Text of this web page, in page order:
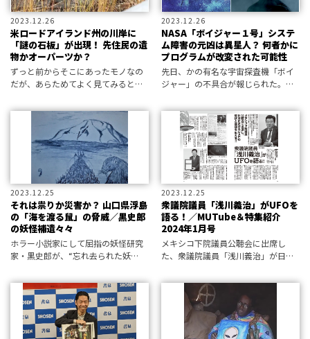
2023.12.26
米ロードアイランド州の川岸に
「謎の石板」が出現！ 先住民の遺
物かオーパーツか？
ずっと前からそこにあったモノなの
だが、あらためてよく見てみると不
のオブジェに、米ロードアイランド
州の住民が頭を悩ませているよう
2023.12.26
NASA「ボイジャー１号」システ
ム障害の元凶は異星人？ 何者かに
プログラムが改変された可能性
先日、かの有名な宇宙探査機「ボイ
ジャー」の不具合が報じられた。し
に引き起こされた可能性を指摘して
いる――！
2023.12.25
それは祟りか災害か？ 山口県浮島
の「海を渡る鼠」の脅威／黒史郎
の妖怪補遺々々
ホラー小説家にして屈指の妖怪研究
家・黒史郎が、“忘れ去られた妖
来る「海の鼠」にまつわる奇譚の
数々を補遺々々します。
2023.12.25
衆議院議員「浅川義治」がUFOを
語る！／MUTube＆特集紹介
2024年1月号
メキシコ下院議員公聴会に出席し
た、衆議院議員「浅川義治」が日本
る！ 三上編集長がMUTubeで解